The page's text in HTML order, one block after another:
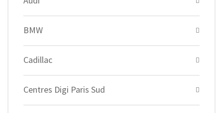
BMW
Cadillac
Centres Digi Paris Sud